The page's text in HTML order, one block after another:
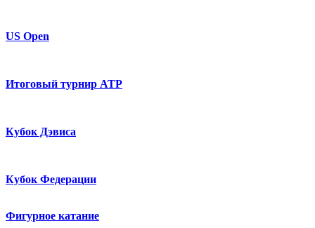
US Open
Итоговый турнир ATP
Кубок Дэвиса
Кубок Федерации
Фигурное катание